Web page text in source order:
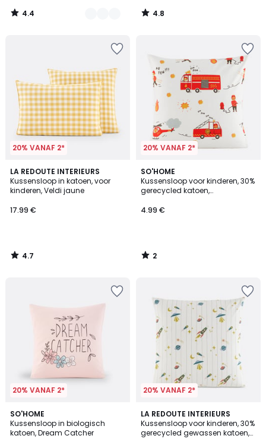
4.4
/
4.8
/
20% VANAF 2*
LA REDOUTE INTERIEURS
Kussensloop in katoen, voor
kinderen, Veldi jaune
17.99 €
4.7
/ 5
4.7
/
20% VANAF 2*
SO'HOME
Kussensloop voor kinderen, 30%
gerecycled katoen,
BRANDWEERMAN SAM
4.99 €
2
/
5
2
/
20% VANAF 2*
SO'HOME
Kussensloop in biologisch
katoen, Dream Catcher
4.5
/ 5
20% VANAF 2*
LA REDOUTE INTERIEURS
Kussensloop voor kinderen, 30%
gerecycled gewassen katoen,